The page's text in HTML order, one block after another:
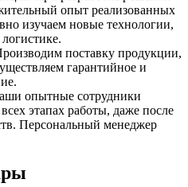
опыт реализованных
изучаем новые технологии,
поставку продукции,
гарантийное и
опытные сотрудники
этапах работы, даже после
Персональный менеджер